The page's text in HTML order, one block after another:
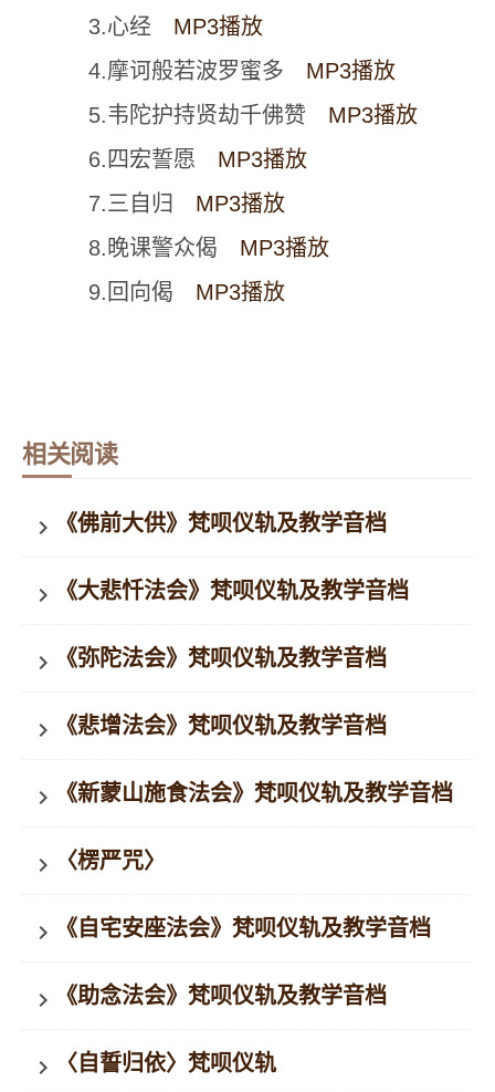
3.心经 MP3播放
4.摩诃般若波罗蜜多 MP3播放
5.韦陀护持贤劫千佛赞 MP3播放
6.四宏誓愿 MP3播放
7.三自归 MP3播放
8.晚课警众偈 MP3播放
9.回向偈 MP3播放
相关阅读
keyboard_arrow_right 《佛前大供》梵呗仪轨及教学音档
keyboard_arrow_right 《大悲忏法会》梵呗仪轨及教学音档
keyboard_arrow_right 《弥陀法会》梵呗仪轨及教学音档
keyboard_arrow_right 《悲增法会》梵呗仪轨及教学音档
keyboard_arrow_right 《新蒙山施食法会》梵呗仪轨及教学音档
keyboard_arrow_right 〈楞严咒〉
keyboard_arrow_right 《自宅安座法会》梵呗仪轨及教学音档
keyboard_arrow_right 《助念法会》梵呗仪轨及教学音档
keyboard_arrow_right 〈自誓归依〉梵呗仪轨